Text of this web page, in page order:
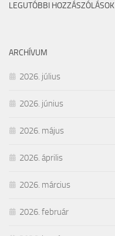
LEGUTÓBBI HOZZÁSZÓLÁSOK
ARCHÍVUM
2026. július
2026. június
2026. május
2026. április
2026. március
2026. február